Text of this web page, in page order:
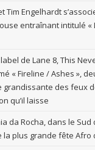
Tim Engelhardt
entraînant intitulé «
de Lane 8, This
« Fireline / Ashes »,
grandissante des feux
qu’il laisse
da Rocha, dans le Sud
plus grande fête Afro